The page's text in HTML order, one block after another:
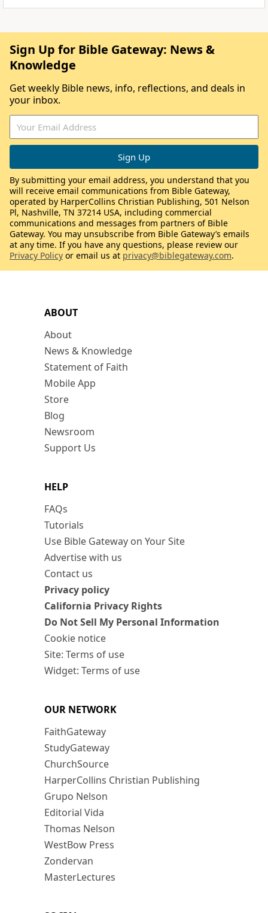
ABOUT
About
News & Knowledge
Statement of Faith
Mobile App
Store
Blog
Newsroom
Support Us
HELP
FAQs
Tutorials
Use Bible Gateway on Your Site
Advertise with us
Contact us
Privacy policy
California Privacy Rights
Do Not Sell My Personal Information
Cookie notice
Site: Terms of use
Widget: Terms of use
OUR NETWORK
FaithGateway
StudyGateway
ChurchSource
HarperCollins Christian Publishing
Grupo Nelson
Editorial Vida
Thomas Nelson
WestBow Press
Zondervan
MasterLectures
Sign Up for Bible Gateway: News &
Knowledge
Get weekly Bible news, info, reflections, and deals in
your inbox.
By submitting your email address, you understand that you
will receive email communications from Bible Gateway,
operated by HarperCollins Christian Publishing, 501 Nelson
Pl, Nashville, TN 37214 USA, including commercial
communications and messages from partners of Bible
Gateway. You may unsubscribe from Bible Gateway’s emails
at any time. If you have any questions, please review our
Privacy Policy or email us at privacy@biblegateway.com.